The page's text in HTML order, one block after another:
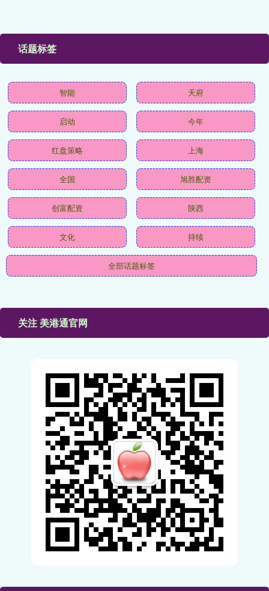
话题标签
智能 天府
启动 今年
红盘策略 上海
全国 旭胜配资
创富配资 陕西
文化 持续
全部话题标签
关注 美港通官网